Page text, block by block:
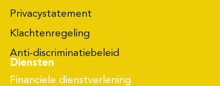
Privacystatement
Klachtenregeling
Anti-discriminatiebeleid
Diensten
Financiele dienstverlening